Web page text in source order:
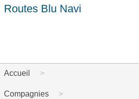
Routes Blu Navi
Accueil
Compagnies